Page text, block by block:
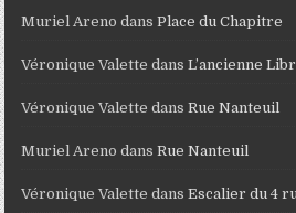
Muriel Areno dansPlace du Chapitre
Véronique Valette dansL’ancienne
Véronique Valette dansRue Nanteuil
Muriel Areno dansRue Nanteuil
Véronique Valette dansEscalier du 4